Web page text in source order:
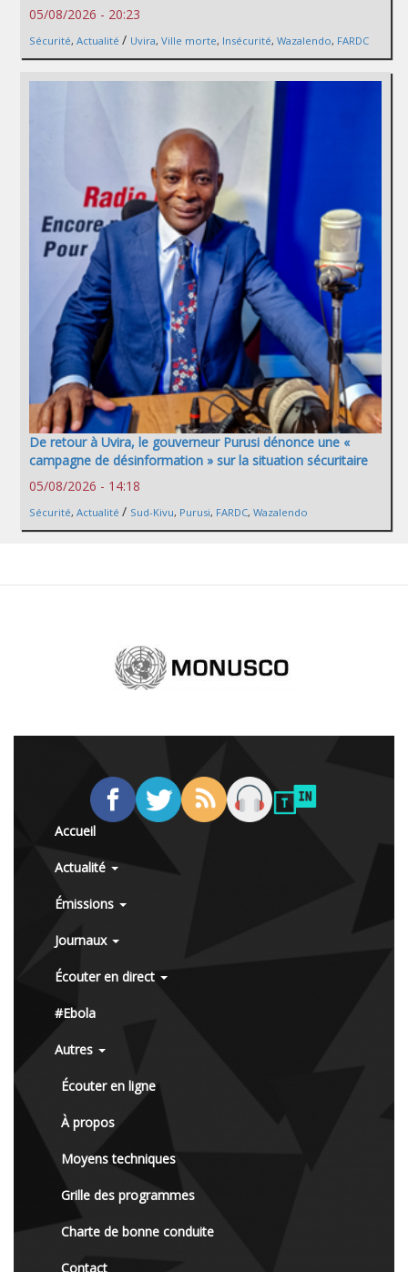
05/08/2026 - 20:23
Sécurité, Actualité / Uvira, Ville morte, Insécurité, Wazalendo, FARDC
De retour à Uvira, le gouverneur Purusi dénonce une «
campagne de désinformation » sur la situation sécuritaire
05/08/2026 - 14:18
Sécurité, Actualité / Sud-Kivu, Purusi, FARDC, Wazalendo
Accueil
Actualité
Émissions
Journaux
Écouter en direct
#Ebola
Autres
Écouter en ligne
À propos
Moyens techniques
Grille des programmes
Charte de bonne conduite
Contact